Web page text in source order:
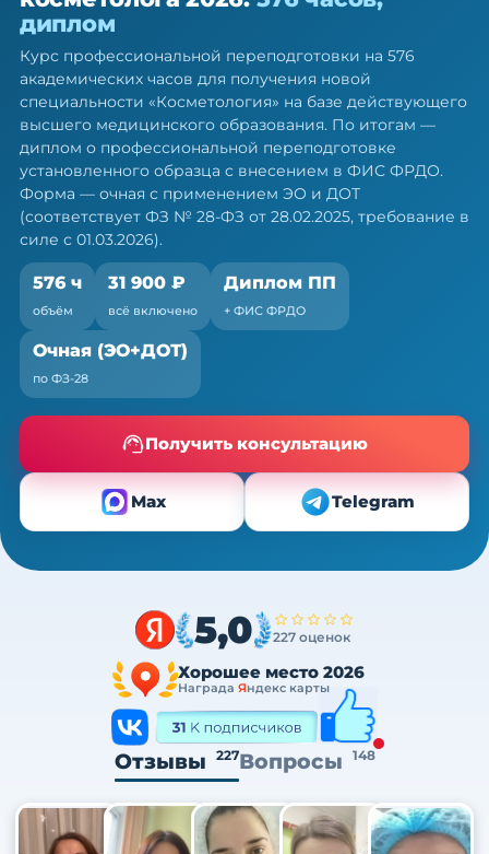
косметолога — ПП, 576 ч
Очная форма с ЭО и ДОТ, без отрыва от работы
диплом
Курс профессиональной переподготовки на 576
академических часов для получения новой
специальности «Косметология» на базе действующего
высшего медицинского образования. По итогам —
диплом о профессиональной переподготовке
установленного образца с внесением в ФИС ФРДО.
Форма — очная с применением ЭО и ДОТ
(соответствует ФЗ № 28-ФЗ от 28.02.2025, требование в
силе с 01.03.2026).
576 ч
объём
31 900 ₽
всё включено
Диплом ПП
+ ФИС ФРДО
Очная (ЭО+ДОТ)
по ФЗ-28
Получить консультацию
Max Telegram
5,0 227 оценок
Хорошее место 2026
Награда Яндекс карты
Отзывы 227Вопросы 148